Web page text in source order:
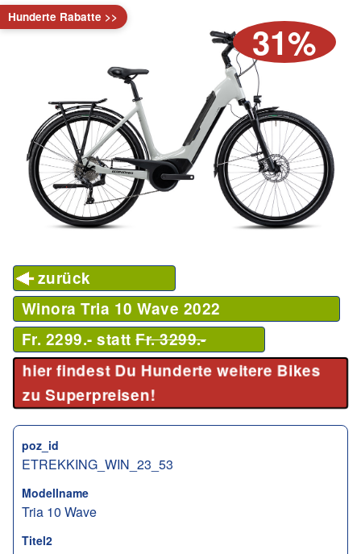
Hunderte Rabatte >>
31%
zurück
Winora Tria 10 Wave 2022
Fr. 2299.- stattFr. 3299.-
hier findest Du Hunderte weitere Bikes
zu Superpreisen!
poz_id
ETREKKING_WIN_23_53
Modellname
Tria 10 Wave
Titel2